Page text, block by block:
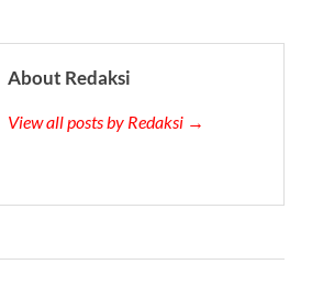
About Redaksi
View all posts by Redaksi →